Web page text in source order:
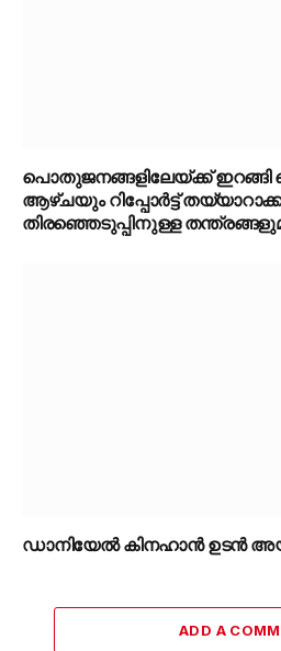
പൊതുജനങ്ങളിലേയ്ക്ക്
ആഴ്ചയും റിപ്പോർട്ട്
തിരഞ്ഞെടുപ്പിനുള്ള
ഡാനിയേൽ കിനഹാൻ ഉടൻ
ADD A